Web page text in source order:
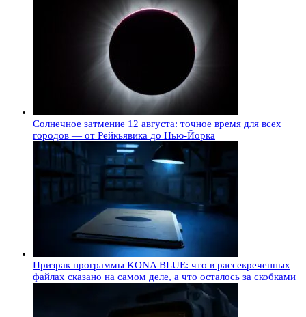
Солнечное затмение 12 августа: точное время для всех
городов — от Рейкьявика до Нью-Йорка
Призрак программы KONA BLUE: что в рассекреченных
файлах сказано на самом деле, а что осталось за скобками